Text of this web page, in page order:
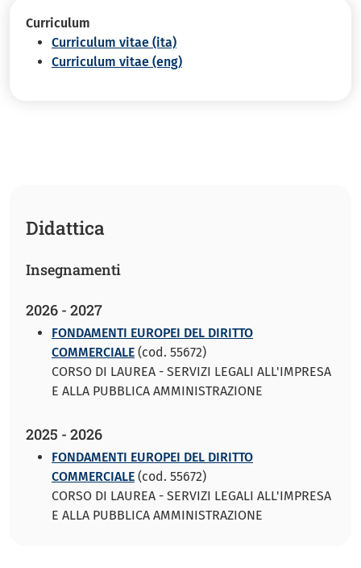
Didattica
Insegnamenti
2026 - 2027
FONDAMENTI EUROPEI DEL DIRITTO
COMMERCIALE (cod. 55672)
CORSO DI LAUREA - SERVIZI LEGALI ALL'IMPRESA
E ALLA PUBBLICA AMMINISTRAZIONE
2025 - 2026
FONDAMENTI EUROPEI DEL DIRITTO
COMMERCIALE (cod. 55672)
CORSO DI LAUREA - SERVIZI LEGALI ALL'IMPRESA
E ALLA PUBBLICA AMMINISTRAZIONE
Curriculum
Curriculum vitae (ita)
Curriculum vitae (eng)